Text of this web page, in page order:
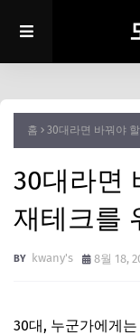
홈 30대라면 바꿔야
30대라면
재테크를
kwany's 8월 18,
30대, 누군가에게